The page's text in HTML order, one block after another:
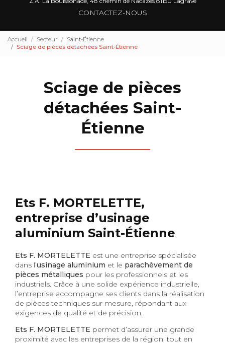
CONTACTEZ-NOUS
Accueil Secteur
Saint-Étienne
Sciage de pièces détachées Saint-Étienne
Sciage de pièces
détachées Saint-
Étienne
Ets F. MORTELETTE,
entreprise d’usinage
aluminium Saint-Étienne
Ets F. MORTELETTE est une entreprise spécialisée
dans l’usinage aluminium et le parachèvement de
pièces métalliques pour les professionnels et les
industriels. Grâce à une solide expérience industrielle,
l’entreprise accompagne ses clients dans la réalisation
de pièces techniques sur mesure, répondant aux
exigences de qualité et de précision.
Ets F. MORTELETTE permet d’assurer une grande
proximité avec les entreprises de la région, tout en